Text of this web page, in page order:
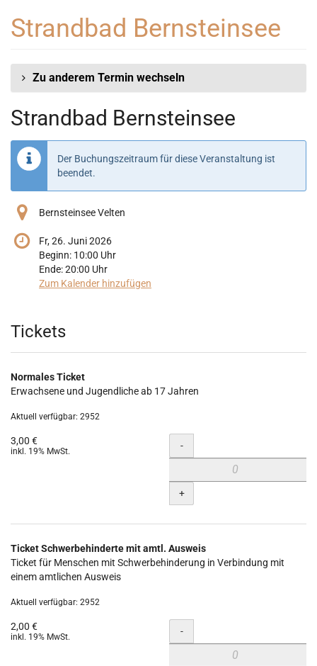
Haupt-
Strandbad Bernsteinsee
Zu anderem Termin wechseln
Strandbad Bernsteinsee
Der Buchungszeitraum für diese Veranstaltung ist
beendet.
Bernsteinsee Velten
Fr, 26. Juni 2026
Beginn: 10:00 Uhr
Ende:20:00 Uhr
Zum Kalender hinzufügen
Produkte
Tickets
Normales Ticket
Erwachsene und Jugendliche ab 17 Jahren
Aktuell verfügbar: 2952
3,00 €
inkl. 19% MwSt. Menge
-
+
Ticket Schwerbehinderte mit amtl. Ausweis
Ticket für Menschen mit Schwerbehinderung in Verbindung mit
einem amtlichen Ausweis
Aktuell verfügbar: 2952
2,00 €
inkl. 19% MwSt. Menge
-